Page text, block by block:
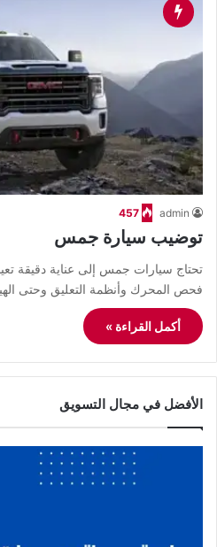
admin
457
توضيب سيارة جمس
تحتاج سيارات جمس إلى عناية دقيقة
فحص المحرك وأنظمة التعليق وحتى
أكمل القراءة »
الأفضل في مجال التسويق